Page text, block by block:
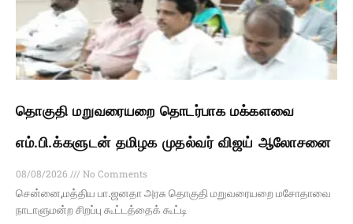
தொகுதி மறுவரையறை தொடர்பாக மக்களவை
எம்.பி.க்களுடன் தமிழக முதல்வர் விஜய் ஆலோசனை
08/08/2026
No Comments
சென்னை,மத்திய பா.ஜனதா அரசு தொகுதி மறுவரையறை மசோதாவை
நாடாளுமன்ற சிறப்பு கூட்டத்தைக் கூட்டி